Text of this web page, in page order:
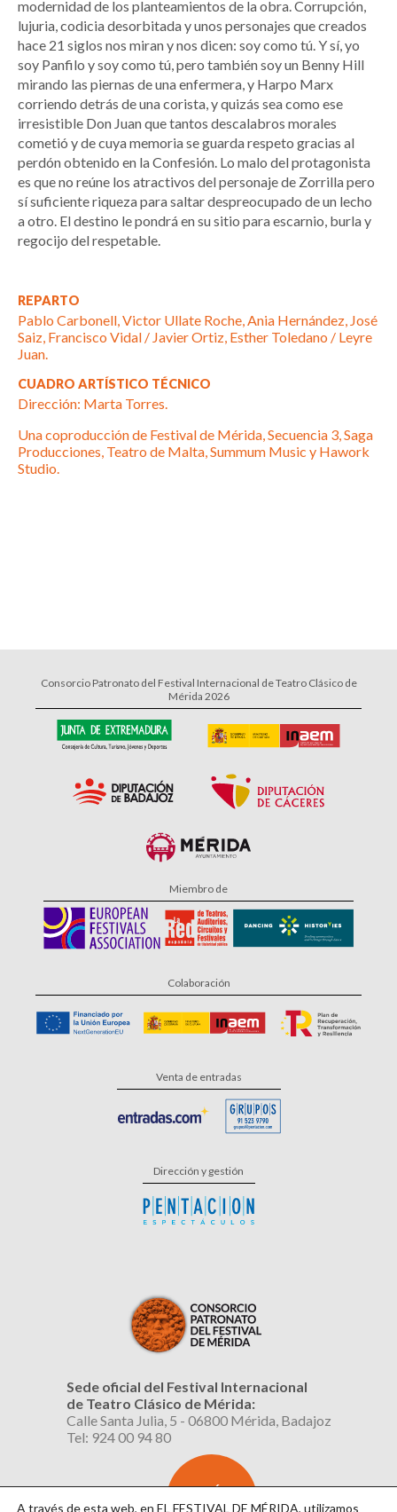
modernidad de los planteamientos de la obra. Corrupción,
lujuria, codicia desorbitada y unos personajes que creados
hace 21 siglos nos miran y nos dicen: soy como tú. Y sí, yo
soy Panfilo y soy como tú, pero también soy un Benny Hill
mirando las piernas de una enfermera, y Harpo Marx
corriendo detrás de una corista, y quizás sea como ese
irresistible Don Juan que tantos descalabros morales
cometió y de cuya memoria se guarda respeto gracias al
perdón obtenido en la Confesión. Lo malo del protagonista
es que no reúne los atractivos del personaje de Zorrilla pero
sí suficiente riqueza para saltar despreocupado de un lecho
a otro. El destino le pondrá en su sitio para escarnio, burla y
regocijo del respetable.
REPARTO
Pablo Carbonell, Victor Ullate Roche, Ania Hernández, José
Saiz, Francisco Vidal / Javier Ortiz, Esther Toledano / Leyre
Juan.
CUADRO ARTÍSTICO TÉCNICO
Dirección: Marta Torres.
Una coproducción de Festival de Mérida, Secuencia 3, Saga
Producciones, Teatro de Malta, Summum Music y Hawork
Studio.
Consorcio Patronato del Festival Internacional de Teatro Clásico de
Mérida 2026
Miembro de
Colaboración
Venta de entradas
Dirección y gestión
Sede oficial del Festival Internacional
de Teatro Clásico de Mérida:
Calle Santa Julia, 5 - 06800 Mérida, Badajoz
Tel: 924 00 94 80
SUSCRÍBETE
AL BOLETÍN
A través de esta web, en EL FESTIVAL DE MÉRIDA, utilizamos